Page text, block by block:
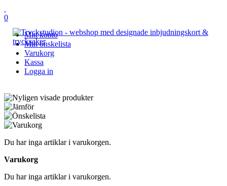
0
Mitt konto
Min önskelista
Varukorg
Kassa
Logga in
Du har inga artiklar i varukorgen.
Varukorg
Du har inga artiklar i varukorgen.